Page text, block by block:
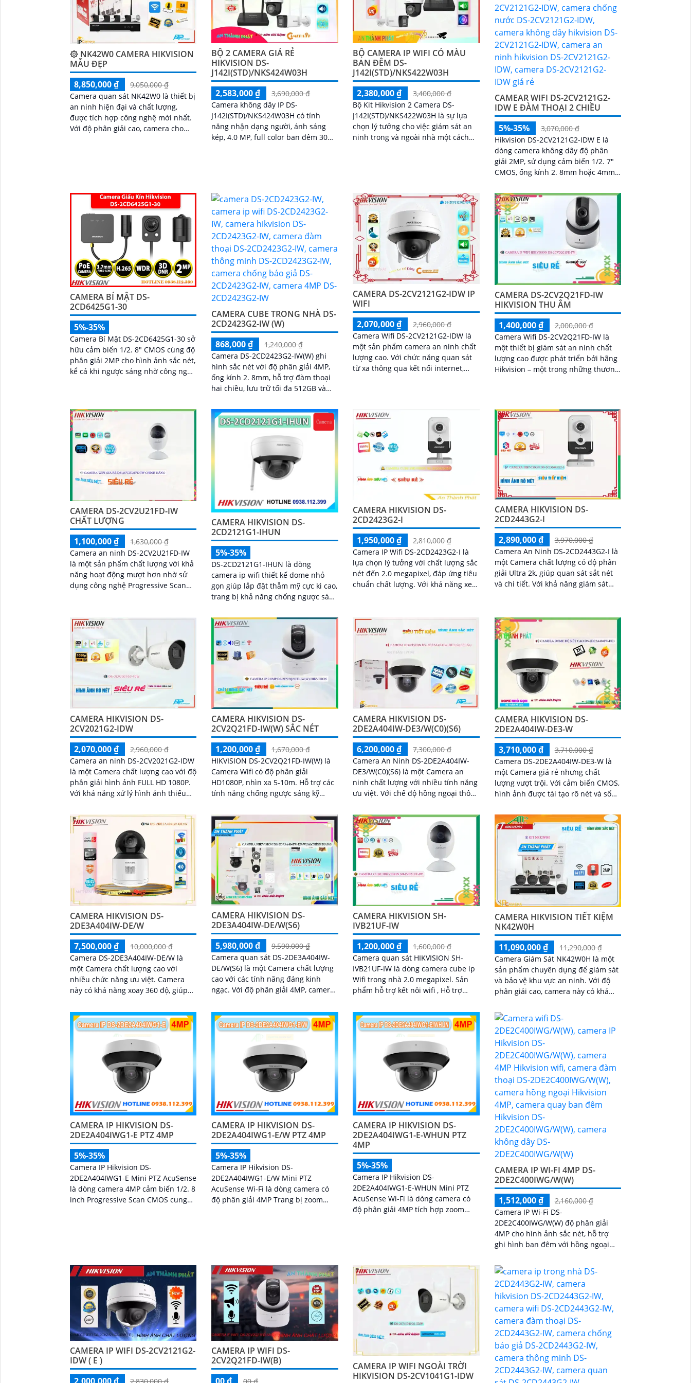
۞ NK42W0 CAMERA HIKVISION
MẪU ĐẸP
8,850,000 ₫
9,050,000 ₫
Camera quan sát NK42W0 là thiết bị
an ninh hiện đại và chất lượng,
được tích hợp công nghệ mới nhất.
Với độ phân giải cao, camera cho
BỘ 2 CAMERA GIÁ RẺ
HIKVISION DS-
J142I(STD)/NKS424W03H
2,583,000 ₫
3,690,000 ₫
Camera không dây IP DS-
J142I(STD)/NKS424W03H có tính
năng nhận dạng người, ánh sáng
kép, 4.0 MP, full color ban đêm 30m,
BỘ CAMERA IP WIFI CÓ MÀU
BAN ĐÊM DS-
J142I(STD)/NKS422W03H
2,380,000 ₫
3,400,000 ₫
Bộ Kit Hikvision 2 Camera DS-
J142I(STD)/NKS422W03H là sự lựa
chọn lý tưởng cho việc giám sát an
ninh trong và ngoài nhà một cách
CAMEAR WIFI DS-2CV2121G2-
IDW E ĐÀM THOẠI 2 CHIỀU
5%-35%
3,070,000 ₫
Hikvision DS-2CV2121G2-IDW E là
dòng camera không dây độ phân
giải 2MP, sử dụng cảm biến 1/2. 7"
CMOS, ống kính 2. 8mm hoặc 4mm,
CAMERA BÍ MẬT DS-
2CD6425G1-30
5%-35%
Camera Bí Mật DS-2CD6425G1-30 sở
hữu cảm biến 1/2. 8" CMOS cùng độ
phân giải 2MP cho hình ảnh sắc nét,
kể cả khi ngược sáng nhờ công nghệ
CAMERA CUBE TRONG NHÀ DS-
2CD2423G2-IW (W)
868,000 ₫
1,240,000 ₫
Camera DS-2CD2423G2-IW(W) ghi
hình sắc nét với độ phân giải 4MP,
ống kính 2. 8mm, hỗ trợ đàm thoại
hai chiều, lưu trữ tối đa 512GB và
phân biệt người, phương tiện
CAMERA DS-2CV2121G2-IDW IP
WIFI
2,070,000 ₫
2,960,000 ₫
Camera Wifi DS-2CV2121G2-IDW là
một sản phẩm camera an ninh chất
lượng cao. Với chức năng quan sát
từ xa thông qua kết nối internet,
CAMERA DS-2CV2Q21FD-IW
HIKVISION THU ÂM
1,400,000 ₫
2,000,000 ₫
Camera Wifi DS-2CV2Q21FD-IW là
một thiết bị giám sát an ninh chất
lượng cao được phát triển bởi hãng
Hikvision – một trong những thương
CAMERA DS-2CV2U21FD-IW
CHẤT LƯỢNG
1,100,000 ₫
1,630,000 ₫
Camera an ninh DS-2CV2U21FD-IW
là một sản phẩm chất lượng với khả
năng hoạt động mượt hơn nhờ sử
dụng công nghệ Progressive Scan
ban đêm nhờ hồng ngoại có tầm
quan sát lên đến 10m
CAMERA HIKVISION DS-
2CD2121G1-IHUN
5%-35%
DS-2CD2121G1-IHUN là dòng
camera ip wifi thiết kế dome nhỏ
gọn giúp lắp đặt thẫm mỹ cực kì cao,
trang bị khả năng chống ngược sáng
sáng tốt, trang bị tính năng thông
minh hàng rào ảo, xâm nhập vùng
cấm, nhìn ban đêm bằng hồng
ngoại 30m
CAMERA HIKVISION DS-
2CD2423G2-I
1,950,000 ₫
2,810,000 ₫
Camera IP Wifi DS-2CD2423G2-I là
lựa chọn lý tưởng với chất lượng sắc
nét đến 2.0 megapixel, đáp ứng tiêu
chuẩn chất lượng. Với khả năng xem
CAMERA HIKVISION DS-
2CD2443G2-I
2,890,000 ₫
3,970,000 ₫
Camera An Ninh DS-2CD2443G2-I là
một Camera chất lượng có độ phân
giải Ultra 2k, giúp quan sát sắt nét
và chi tiết. Với khả năng giám sát
nhà cửa trở nên dễ dàng
CAMERA HIKVISION DS-
2CV2021G2-IDW
2,070,000 ₫
2,960,000 ₫
Camera an ninh DS-2CV2021G2-IDW
là một Camera chất lượng cao với độ
phân giải hình ảnh FULL HD 1080P.
Với khả năng xử lý hình ảnh thiếu
bạn những hình ảnh sắc nét ngay cả
trong điều kiện ánh sáng yếu
CAMERA HIKVISION DS-
2CV2Q21FD-IW(W) SẮC NÉT
1,200,000 ₫
1,670,000 ₫
HIKVISION DS-2CV2Q21FD-IW(W) là
Camera Wifi có độ phân giải
HD1080P, nhìn xa 5-10m. Hỗ trợ các
tính năng chống ngược sáng kỹ
thoại 2 chiều
CAMERA HIKVISION DS-
2DE2A404IW-DE3/W(C0)(S6)
6,200,000 ₫
7,300,000 ₫
Camera An Ninh DS-2DE2A404IW-
DE3/W(C0)(S6) là một Camera an
ninh chất lượng với nhiều tính năng
ưu việt. Với chế độ hồng ngoại thông
chụp hình ảnh ban đêm sáng đẹp
với tầm nhìn xa lên đến 20m
CAMERA HIKVISION DS-
2DE2A404IW-DE3-W
3,710,000 ₫
3,710,000 ₫
Camera DS-2DE2A404IW-DE3-W là
một Camera giá rẻ nhưng chất
lượng vượt trội. Với cảm biến CMOS,
hình ảnh được tái tạo rõ nét và sống
ban đêm...
CAMERA HIKVISION DS-
2DE3A404IW-DE/W
7,500,000 ₫
10,000,000 ₫
Camera DS-2DE3A404IW-DE/W là
một Camera chất lượng cao với
nhiều chức năng ưu việt. Camera
này có khả năng xoay 360 độ, giúp
động và linh hoạt
CAMERA HIKVISION DS-
2DE3A404IW-DE/W(S6)
5,980,000 ₫
9,590,000 ₫
Camera quan sát DS-2DE3A404IW-
DE/W(S6) là một Camera chất lượng
cao với các tính năng đáng kinh
ngạc. Với độ phân giải 4MP, camera
CAMERA HIKVISION SH-
IVB21UF-IW
1,200,000 ₫
1,600,000 ₫
Camera quan sát HIKVISION SH-
IVB21UF-IW là dòng camera cube ip
Wifi trong nhà 2.0 megapixel. Sản
phẩm hỗ trợ kết nôi wifi , Hỗ trợ
mic loa đàm...
CAMERA HIKVISION TIẾT KIỆM
NK42W0H
11,090,000 ₫
11,290,000 ₫
Camera Giám Sát NK42W0H là một
sản phẩm chuyên dụng để giám sát
và bảo vệ khu vực an ninh. Với độ
phân giải cao, camera này có khả
ràng
CAMERA IP HIKVISION DS-
2DE2A404IWG1-E PTZ 4MP
5%-35%
Camera IP Hikvision DS-
2DE2A404IWG1-E Mini PTZ AcuSense
là dòng camera 4MP cảm biến 1/2. 8
inch Progressive Scan CMOS cung
CAMERA IP HIKVISION DS-
2DE2A404IWG1-E/W PTZ 4MP
5%-35%
Camera IP Hikvision DS-
2DE2A404IWG1-E/W Mini PTZ
AcuSense Wi-Fi là dòng camera có
độ phân giải 4MP Trang bị zoom
CAMERA IP HIKVISION DS-
2DE2A404IWG1-E-WHUN PTZ
4MP
5%-35%
Camera IP Hikvision DS-
2DE2A404IWG1-E-WHUN Mini PTZ
AcuSense Wi-Fi là dòng camera có
độ phân giải 4MP tích hợp zoom
thống giám sát hiện đại
CAMERA IP WI-FI 4MP DS-
2DE2C400IWG/W(W)
1,512,000 ₫
2,160,000 ₫
Camera IP Wi-Fi DS-
2DE2C400IWG/W(W) độ phân giải
4MP cho hình ảnh sắc nét, hỗ trợ
ghi hình ban đêm với hồng ngoại
năng đàm thoại hai chiều
CAMERA IP WIFI DS-2CV2121G2-
IDW ( E )
CAMERA IP WIFI DS-
2CV2Q21FD-IW(B)
CAMERA IP WIFI NGOÀI TRỜI
HIKVISION DS-2CV1041G1-IDW